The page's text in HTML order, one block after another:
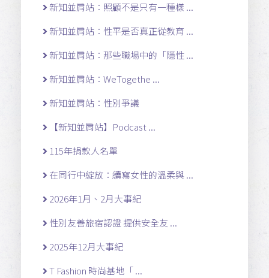
新知並肩站：照顧不是只有一種樣 ...
新知並肩站：性平是否真正從教育 ...
新知並肩站：那些職場中的「隱性 ...
新知並肩站：WeTogethe ...
新知並肩站：性別爭議
【新知並肩站】Podcast ...
115年捐款人名單
在同行中綻放：續寫女性的溫柔與 ...
2026年1月、2月大事紀
性別友善旅宿認證 提供安全友 ...
2025年12月大事紀
T Fashion 時尚基地「 ...